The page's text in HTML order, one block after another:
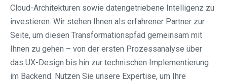
Cloud-Architekturen sowie datengetriebene Intelligenz zu
investieren. Wir stehen Ihnen als erfahrener Partner zur
Seite, um diesen Transformationspfad gemeinsam mit
Ihnen zu gehen – von der ersten Prozessanalyse über
das UX-Design bis hin zur technischen Implementierung
im Backend. Nutzen Sie unsere Expertise, um Ihre